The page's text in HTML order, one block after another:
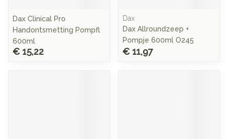
Dax Clinical Pro
Handontsmetting Pompfl
600ml
€ 15,22
Dax
Dax Allroundzeep +
Pompje 600ml O245
€ 11,97